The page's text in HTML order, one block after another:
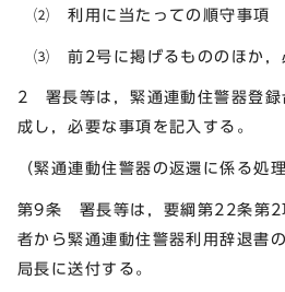
⑵ 利用に当たっての順守事項
⑶ 前2号に掲げるもののほか，
2 署長等は，緊通連動住警器登録
成し，必要な事項を記入する。
（緊通連動住警器の返還に係る処理
第9条 署長等は，要綱第22条第2
者から緊通連動住警器利用辞退書
局長に送付する。